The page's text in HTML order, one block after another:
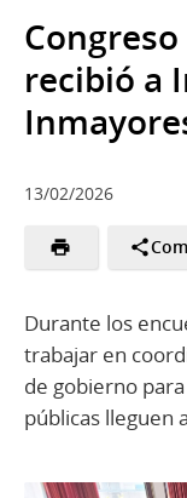
recibió a
13/02/2026
Durante los
trabajar en
de gobierno
públicas lleguen